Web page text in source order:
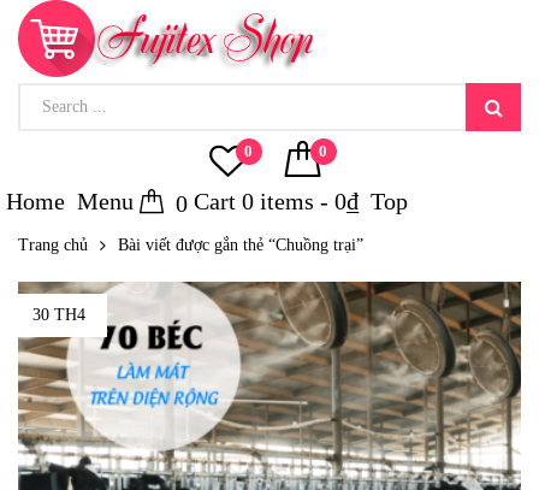
0 0
Home Menu 0 Cart 0 items - 0₫ Top
Trang chủ Bài viết được gắn thẻ “Chuồng trại”
30 TH4